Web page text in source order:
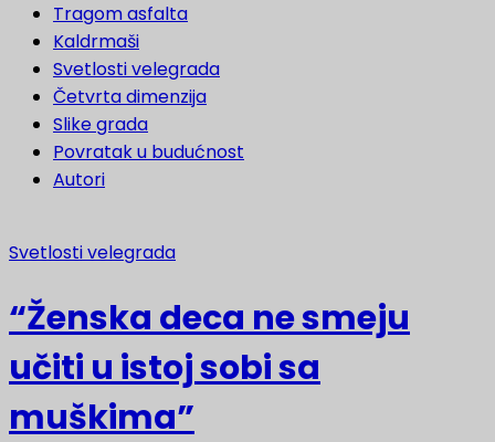
Tragom asfalta
Kaldrmaši
Svetlosti velegrada
Četvrta dimenzija
Slike grada
Povratak u budućnost
Autori
Svetlosti velegrada
“Ženska deca ne smeju
učiti u istoj sobi sa
muškima”